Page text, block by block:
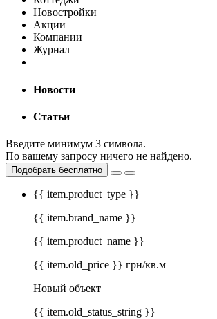
Новостройки
Акции
Компании
Журнал
Новости
Статьи
Введите минимум 3 символа.
По вашему запросу ничего не найдено.
Подобрать бесплатно
{{ item.product_type }}
{{ item.brand_name }}
{{ item.product_name }}
{{ item.old_price }} грн/кв.м
Новый объект
{{ item.old_status_string }}